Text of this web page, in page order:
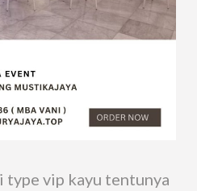
vip kayu tentunya